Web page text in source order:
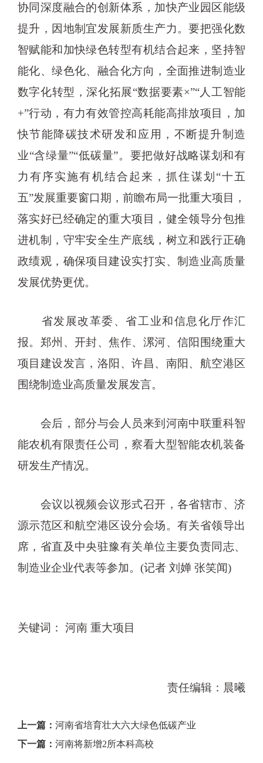
协同深度融合的创新体系，加快产业园区能级
提升，因地制宜发展新质生产力。要把强化数
智赋能和加快绿色转型有机结合起来，坚持智
能化、绿色化、融合化方向，全面推进制造业
数字化转型，深化拓展“数据要素×”“人工智能
+”行动，有力有效管控高耗能高排放项目，加
快节能降碳技术研发和应用，不断提升制造
业“含绿量”“低碳量”。要把做好战略谋划和有
力有序实施有机结合起来，抓住谋划“十五
五”发展重要窗口期，前瞻布局一批重大项目，
落实好已经确定的重大项目，健全领导分包推
进机制，守牢安全生产底线，树立和践行正确
政绩观，确保项目建设实打实、制造业高质量
发展优势更优。
省发展改革委、省工业和信息化厅作汇
报。郑州、开封、焦作、漯河、信阳围绕重大
项目建设发言，洛阳、许昌、南阳、航空港区
围绕制造业高质量发展发言。
会后，部分与会人员来到河南中联重科智
能农机有限责任公司，察看大型智能农机装备
研发生产情况。
会议以视频会议形式召开，各省辖市、济
源示范区和航空港区设分会场。有关省领导出
席，省直及中央驻豫有关单位主要负责同志、
制造业企业代表等参加。(记者 刘婵 张笑闻)
关键词： 河南 重大项目
责任编辑：晨曦
上一篇： 河南省培育壮大六大绿色低碳产业
下一篇： 河南将新增2所本科高校